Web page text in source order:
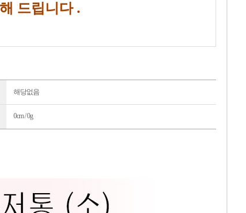
드립니다 .
해당없음
0cm / 0g